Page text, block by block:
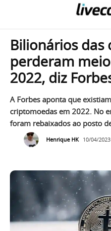
Bilionários das
perderam
2022, diz
A Forbes aponta que
criptomoedas em 2022. No
foram rebaixados ao posto
Henrique HK 10/04/